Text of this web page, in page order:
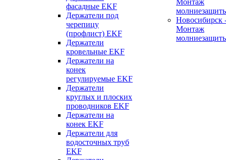
фасадные EKF
Держатели под
черепицу
(профлист) EKF
Держатели
кровельные EKF
Держатели на
конек
регулируемые EKF
Держатели
круглых и плоских
проводников EKF
Держатели на
конек EKF
Держатели для
водосточных труб
EKF
Монтаж
Новосибирск
Монтаж